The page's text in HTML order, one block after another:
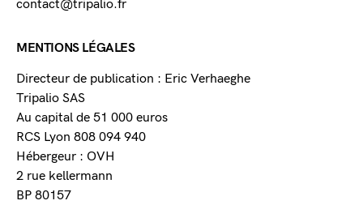
contact@tripalio.fr
MENTIONS LÉGALES
Directeur de publication : Eric Verhaeghe
Tripalio SAS
Au capital de 51 000 euros
RCS Lyon 808 094 940
Hébergeur : OVH
2 rue kellermann
BP 80157